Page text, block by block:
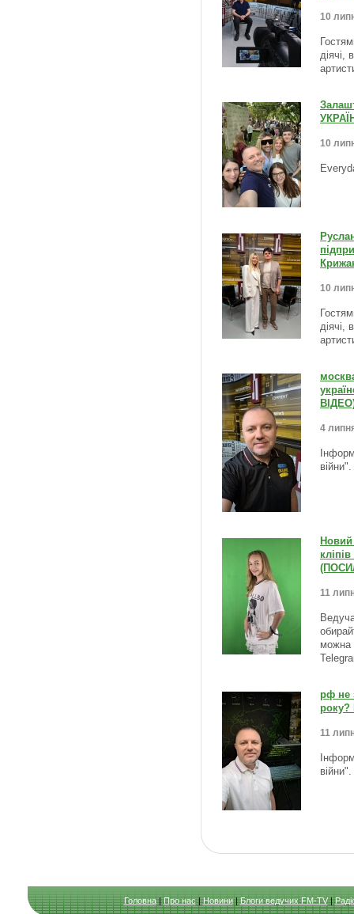
10
діячі,
10
10
діячі,
4
Новий
11
можна
рф не
11
Головна|Про нас|Новини|Блоги ведучих FM-TV|